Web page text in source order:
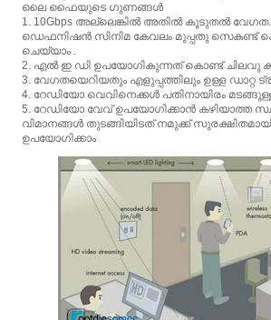
ലൈ ഫൈയുടെ ഗുണങ്ങള്‍
1. 10Gbps അല്ലെങ്കില്‍ അതില്‍ കൂടുതല്‍
ഡെഫനിഷന്‍ സിനിമ കേവലം മുപ്പതു
ചെയ്യാം .
2. എല്‍ ഇ ഡി ഉപയോഗികുന്നത് കൊണ്ട് ചിലവു
3. വേഗതയെറിയതും എളുപ്പത്തിലും ഉള്ള ഡാറ്റ
4. റേഡിയോ വെവിനെക്കള്‍ പതിനായിരം
5. റേഡിയോ വേവ് ഉപയോഗിക്കാൻ കഴിയാത്ത
വിമാനങ്ങൾ തുടങ്ങിയിടത് നമുക്ക്
ഉപയോഗിക്കാം